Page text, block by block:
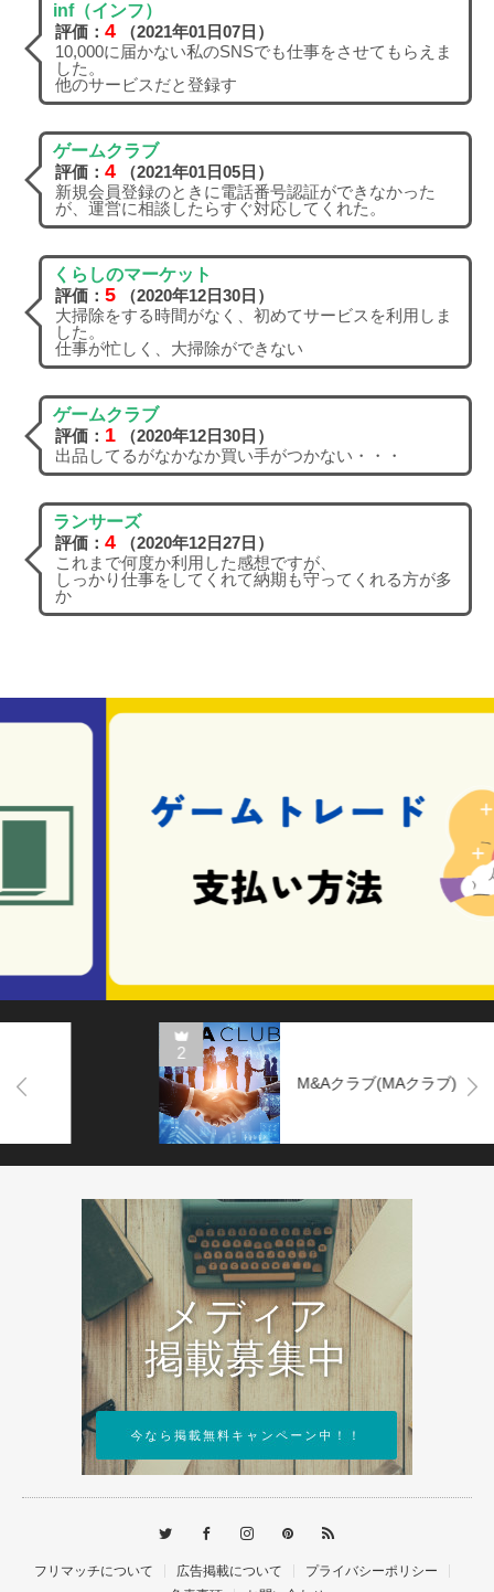
inf（インフ）
評価： 4 （2021年01日07日）
10,000に届かない私のSNSでも仕事をさせてもらえま
した。
他のサービスだと登録す
ゲームクラブ
評価： 4 （2021年01日05日）
新規会員登録のときに電話番号認証ができなかった
が、運営に相談したらすぐ対応してくれた。
くらしのマーケット
評価： 5 （2020年12日30日）
大掃除をする時間がなく、初めてサービスを利用しま
した。
仕事が忙しく、大掃除ができない
ゲームクラブ
評価： 1 （2020年12日30日）
出品してるがなかなか買い手がつかない・・・
ランサーズ
評価： 4 （2020年12日27日）
これまで何度か利用した感想ですが、
しっかり仕事をしてくれて納期も守ってくれる方が多
か
M&Aクラブ(MAクラブ)
Next
フリマッチについて 広告掲載について
プライバシーポリシー